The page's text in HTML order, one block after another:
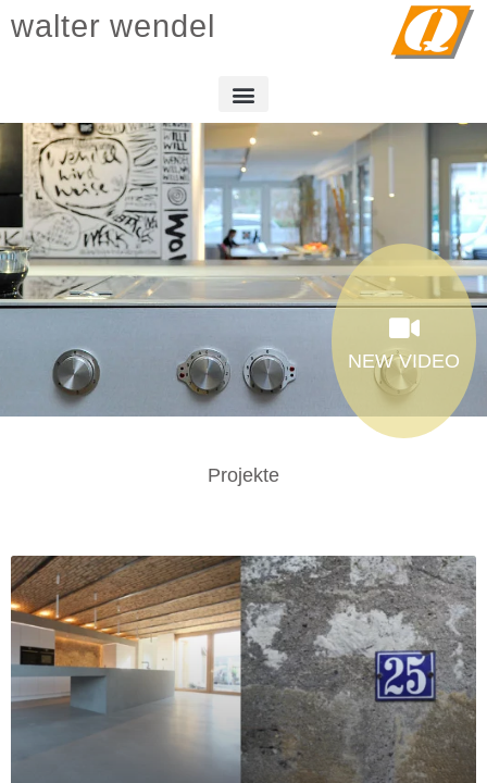
walter wendel
NEW VIDEO
Projekte